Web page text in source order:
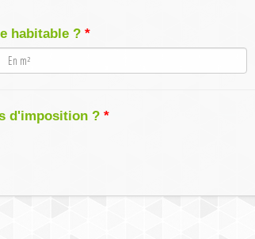
habitable ?
d'imposition ?